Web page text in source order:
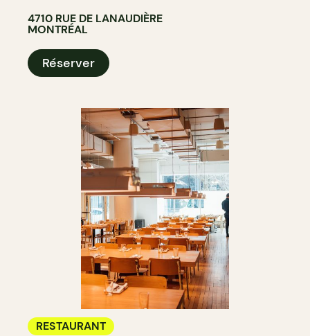
4710 RUE DE LANAUDIÈRE
MONTRÉAL
Réserver
RESTAURANT